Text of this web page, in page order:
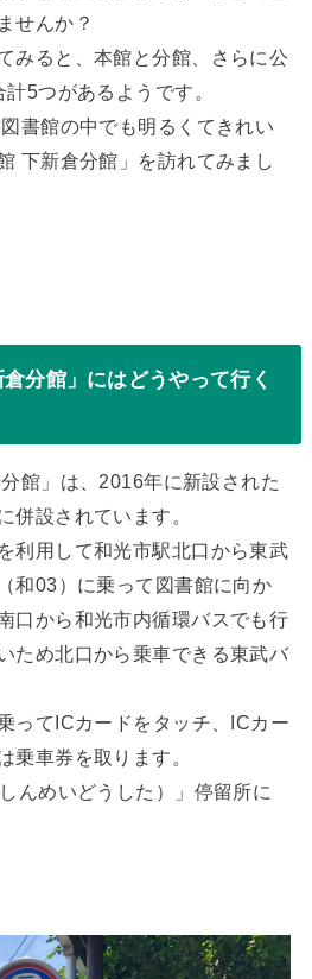
せんか？
みると、本館と分館、さらに公
5つがあるようです。
書館の中でも明るくてきれい
下新倉分館」を訪れてみまし
倉分館」にはどうやって行く
館」は、2016年に新設された
併設されています。
利用して和光市駅北口から東武
和03）に乗って図書館に向か
口から和光市内循環バスでも行
ため北口から乗車できる東武バ
ってICカードをタッチ、ICカー
乗車券を取ります。
んめいどうした）」停留所に